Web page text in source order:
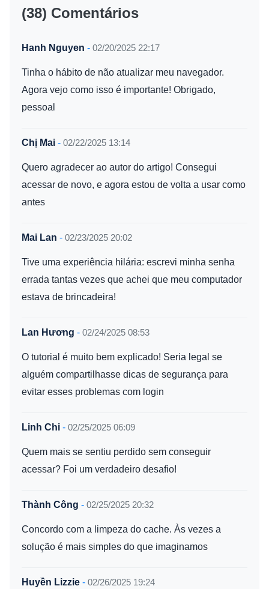
(38) Comentários
Hanh Nguyen - 02/20/2025 22:17
Tinha o hábito de não atualizar meu navegador.
Agora vejo como isso é importante! Obrigado,
pessoal
Chị Mai - 02/22/2025 13:14
Quero agradecer ao autor do artigo! Consegui
acessar de novo, e agora estou de volta a usar como
antes
Mai Lan - 02/23/2025 20:02
Tive uma experiência hilária: escrevi minha senha
errada tantas vezes que achei que meu computador
estava de brincadeira!
Lan Hương - 02/24/2025 08:53
O tutorial é muito bem explicado! Seria legal se
alguém compartilhasse dicas de segurança para
evitar esses problemas com login
Linh Chi - 02/25/2025 06:09
Quem mais se sentiu perdido sem conseguir
acessar? Foi um verdadeiro desafio!
Thành Công - 02/25/2025 20:32
Concordo com a limpeza do cache. Às vezes a
solução é mais simples do que imaginamos
Huyền Lizzie - 02/26/2025 19:24